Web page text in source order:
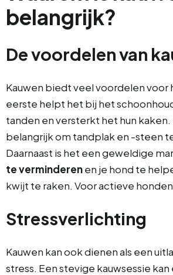
belangrijk?
De voordelen van
Kauwen biedt veel voordelen voor
eerste helpt het bij het
tanden en versterkt het hun kaken.
belangrijk om tandplak en -steen
Daarnaast is het een geweldige
te verminderenen je hond te
kwijt te raken. Voor actieve
Stressverlichting
Kauwen kan ook dienen als een
stress. Een stevige kauwsessie